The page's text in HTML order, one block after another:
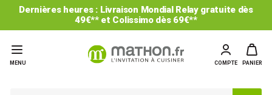
Dernières heures : Livraison Mondial Relay gratuite dès
49€** et Colissimo dès 69€**
MENU COMPTE PANIER